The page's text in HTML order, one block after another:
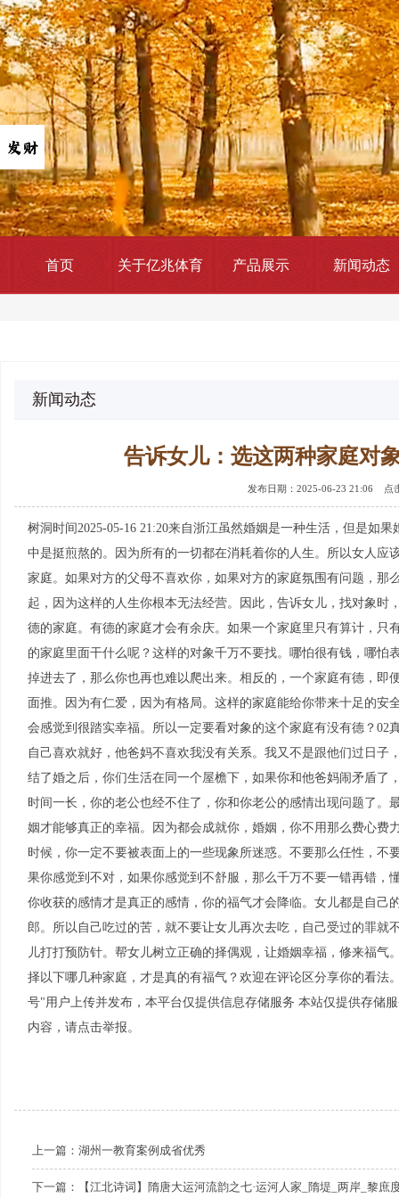
首页 关于亿兆体育 产品展示 新闻动态
新闻动态
告诉女儿：选这两种家庭对
发布日期：2025-06-23 21:06 点
树洞时间2025-05-16 21:20来自浙江虽然婚姻是一种生活，但是如
中是挺煎熬的。因为所有的一切都在消耗着你的人生。所以女人应
家庭。如果对方的父母不喜欢你，如果对方的家庭氛围有问题，那
起，因为这样的人生你根本无法经营。因此，告诉女儿，找对象时
德的家庭。有德的家庭才会有余庆。如果一个家庭里只有算计，只
的家庭里面干什么呢？这样的对象千万不要找。哪怕很有钱，哪怕
掉进去了，那么你也再也难以爬出来。相反的，一个家庭有德，即
面推。因为有仁爱，因为有格局。这样的家庭能给你带来十足的安
会感觉到很踏实幸福。所以一定要看对象的这个家庭有没有德？02
自己喜欢就好，他爸妈不喜欢我没有关系。我又不是跟他们过日子
结了婚之后，你们生活在同一个屋檐下，如果你和他爸妈闹矛盾了
时间一长，你的老公也经不住了，你和你老公的感情出现问题了。
姻才能够真正的幸福。因为都会成就你，婚姻，你不用那么费心费
时候，你一定不要被表面上的一些现象所迷惑。不要那么任性，不
果你感觉到不对，如果你感觉到不舒服，那么千万不要一错再错，
你收获的感情才是真正的感情，你的福气才会降临。女儿都是自己
郎。所以自己吃过的苦，就不要让女儿再次去吃，自己受过的罪就
儿打打预防针。帮女儿树立正确的择偶观，让婚姻幸福，修来福
择以下哪几种家庭，才是真的有福气？欢迎在评论区分享你的看法
号"用户上传并发布，本平台仅提供信息存储服务 本站仅提供存储
内容，请点击举报。
上一篇： 湖州一教育案例成省优秀
下一篇： 【江北诗词】隋唐大运河流韵之七·运河人家_隋堤_两岸_黎庶